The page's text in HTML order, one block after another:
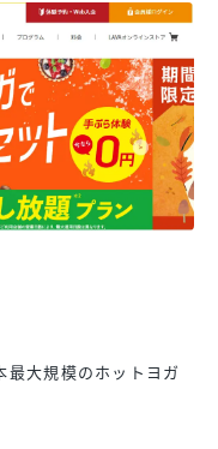
大規模のホットヨガ